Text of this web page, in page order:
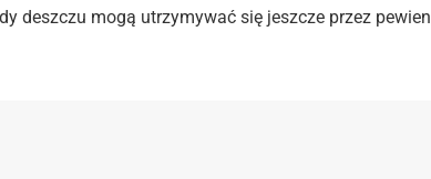
deszczu mogą utrzymywać się jeszcze przez pewien